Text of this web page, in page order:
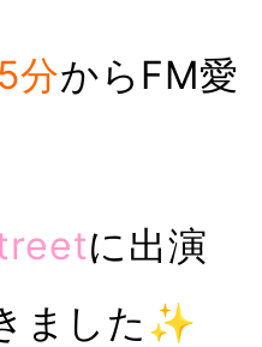
分からFM愛
に出演
ました✨